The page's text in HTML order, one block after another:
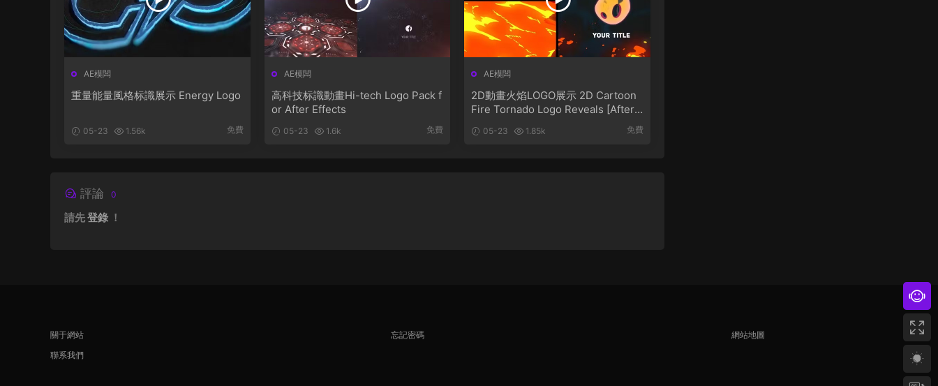
AE模闆
重量能量風格标識展示 Energy Logo
05-23 1.56k 免費
AE模闆
高科技标識動畫Hi-tech Logo Pack f
or After Effects
05-23 1.6k 免費
AE模闆
2D動畫火焰LOGO展示 2D Cartoon
Fire Tornado Logo Reveals [After
05-23 1.85k 免費
評論 0
請先登錄 ！
關于網站
聯系我們
忘記密碼 網站地圖